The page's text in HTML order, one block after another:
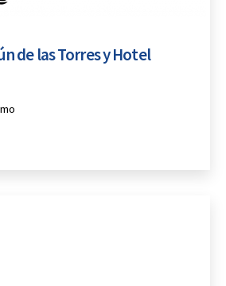
de las Torres y Hotel